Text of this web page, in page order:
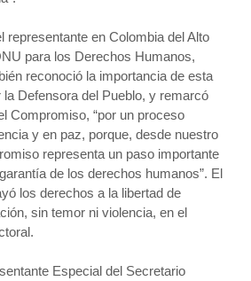
representante en Colombia del Alto
para los Derechos Humanos,
reconoció la importancia de esta
la Defensora del Pueblo, y remarcó
Compromiso, “por un proceso
y en paz, porque, desde nuestro
representa un paso importante
de los derechos humanos”. El
los derechos a la libertad de
sin temor ni violencia, en el
Especial del Secretario